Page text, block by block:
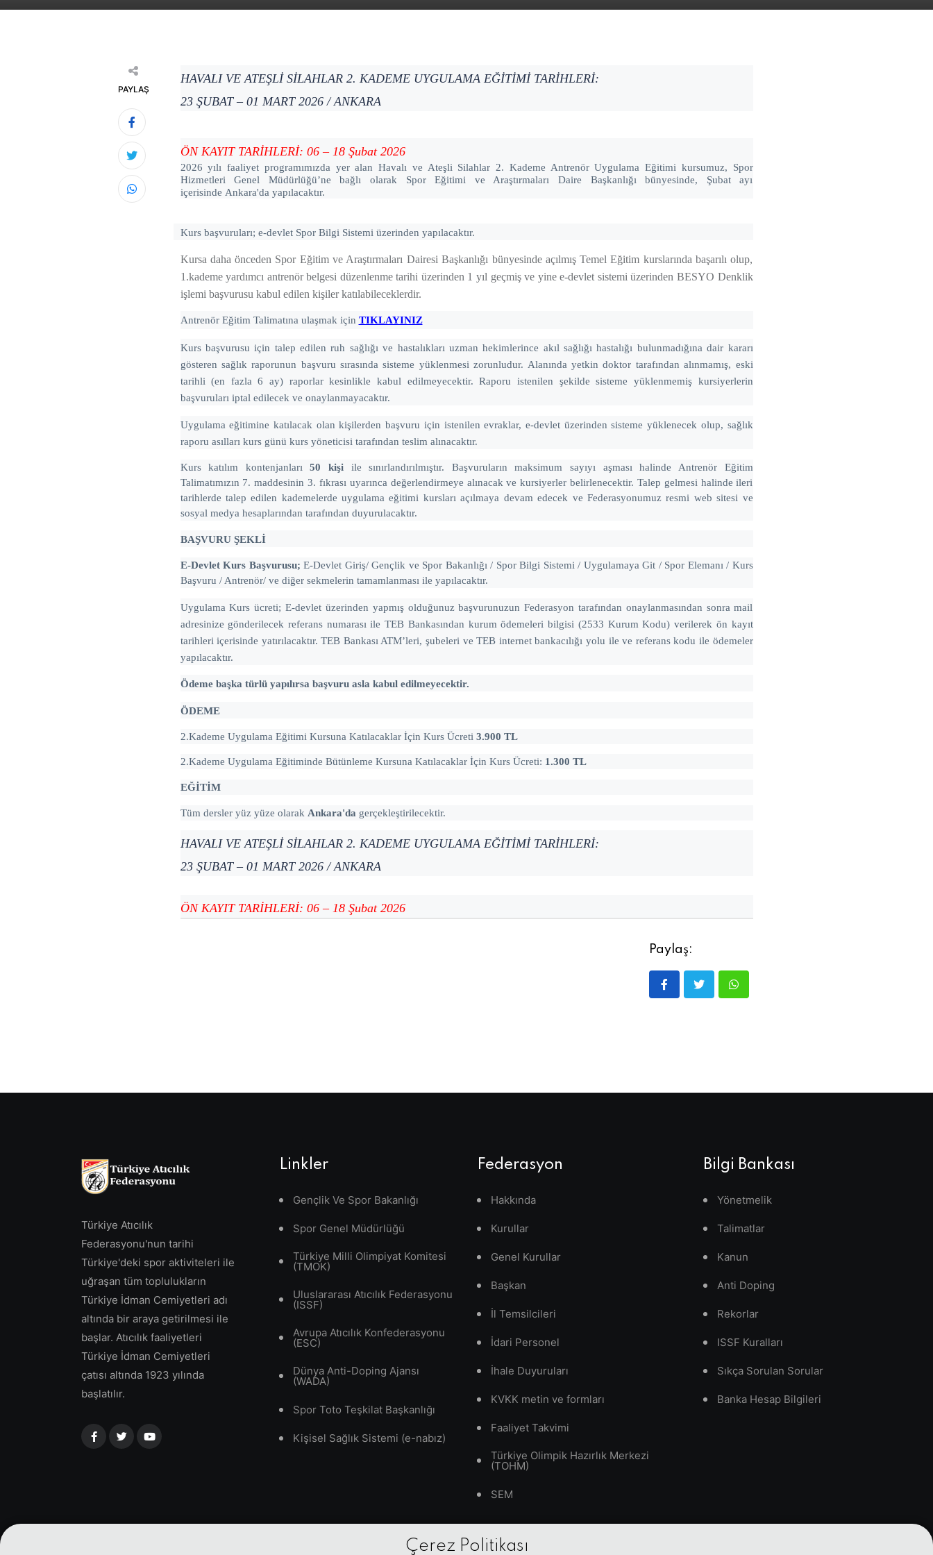
Çerez Politikası
PAYLAŞ
HAVALI VE ATEŞLİ SİLAHLAR 2. KADEME UYGULAMA EĞİTİMİ TARİHLERİ:
23 ŞUBAT – 01 MART 2026 / ANKARA
ÖN KAYIT TARİHLERİ: 06 – 18 Şubat 2026
2026 yılı faaliyet programımızda yer alan Havalı ve Ateşli Silahlar 2. Kademe Antrenör Uygulama Eğitimi kursumuz, Spor
Hizmetleri Genel Müdürlüğü’ne bağlı olarak Spor Eğitimi ve Araştırmaları Daire Başkanlığı bünyesinde, Şubat ayı
içerisinde Ankara'da yapılacaktır.
Kurs başvuruları; e-devlet Spor Bilgi Sistemi üzerinden yapılacaktır.
Kursa daha önceden Spor Eğitim ve Araştırmaları Dairesi Başkanlığı bünyesinde açılmış Temel Eğitim kurslarında başarılı olup,
1.kademe yardımcı antrenör belgesi düzenlenme tarihi üzerinden 1 yıl geçmiş ve yine e-devlet sistemi üzerinden BESYO Denklik
işlemi başvurusu kabul edilen kişiler katılabileceklerdir.
Antrenör Eğitim Talimatına ulaşmak için TIKLAYINIZ
Kurs başvurusu için talep edilen ruh sağlığı ve hastalıkları uzman hekimlerince akıl sağlığı hastalığı bulunmadığına dair kararı
gösteren sağlık raporunun başvuru sırasında sisteme yüklenmesi zorunludur. Alanında yetkin doktor tarafından alınmamış, eski
tarihli (en fazla 6 ay) raporlar kesinlikle kabul edilmeyecektir. Raporu istenilen şekilde sisteme yüklenmemiş kursiyerlerin
başvuruları iptal edilecek ve onaylanmayacaktır.
Uygulama eğitimine katılacak olan kişilerden başvuru için istenilen evraklar, e-devlet üzerinden sisteme yüklenecek olup, sağlık
raporu asılları kurs günü kurs yöneticisi tarafından teslim alınacaktır.
Kurs katılım kontenjanları50 kişiile sınırlandırılmıştır. Başvuruların maksimum sayıyı aşması halinde Antrenör Eğitim
Talimatımızın 7. maddesinin 3. fıkrası uyarınca değerlendirmeye alınacak ve kursiyerler belirlenecektir. Talep gelmesi halinde ileri
tarihlerde talep edilen kademelerde uygulama eğitimi kursları açılmaya devam edecek ve Federasyonumuz resmi web sitesi ve
sosyal medya hesaplarından tarafından duyurulacaktır.
BAŞVURU ŞEKLİ
E-Devlet Kurs Başvurusu; E-Devlet Giriş/ Gençlik ve Spor Bakanlığı / Spor Bilgi Sistemi / Uygulamaya Git / Spor Elemanı / Kurs
Başvuru / Antrenör/ ve diğer sekmelerin tamamlanması ile yapılacaktır.
Uygulama Kurs ücreti; E-devlet üzerinden yapmış olduğunuz başvurunuzun Federasyon tarafından onaylanmasından sonra mail
adresinize gönderilecek referans numarası ile TEB Bankasından kurum ödemeleri bilgisi (2533 Kurum Kodu) verilerek ön kayıt
tarihleri içerisinde yatırılacaktır. TEB Bankası ATM’leri, şubeleri ve TEB internet bankacılığı yolu ile ve referans kodu ile ödemeler
yapılacaktır.
Ödeme başka türlü yapılırsa başvuru asla kabul edilmeyecektir.
ÖDEME
2.Kademe Uygulama Eğitimi Kursuna Katılacaklar İçin Kurs Ücreti 3.900 TL
2.Kademe Uygulama Eğitiminde Bütünleme Kursuna Katılacaklar İçin Kurs Ücreti: 1.300 TL
EĞİTİM
Tüm dersler yüz yüze olarak Ankara'da gerçekleştirilecektir.
HAVALI VE ATEŞLİ SİLAHLAR 2. KADEME UYGULAMA EĞİTİMİ TARİHLERİ:
23 ŞUBAT – 01 MART 2026 / ANKARA
ÖN KAYIT TARİHLERİ: 06 – 18 Şubat 2026
Paylaş:
Türkiye Atıcılık
Federasyonu'nun tarihi
Türkiye'deki spor aktiviteleri ile
uğraşan tüm toplulukların
Türkiye İdman Cemiyetleri adı
altında bir araya getirilmesi ile
başlar. Atıcılık faaliyetleri
Türkiye İdman Cemiyetleri
çatısı altında 1923 yılında
başlatılır.
Linkler
Gençlik Ve Spor Bakanlığı
Spor Genel Müdürlüğü
Türkiye Milli Olimpiyat Komitesi
(TMOK)
Uluslararası Atıcılık Federasyonu
(ISSF)
Avrupa Atıcılık Konfederasyonu
(ESC)
Dünya Anti-Doping Ajansı
(WADA)
Spor Toto Teşkilat Başkanlığı
Kişisel Sağlık Sistemi (e-nabız)
Federasyon
Hakkında
Kurullar
Genel Kurullar
Başkan
İl Temsilcileri
İdari Personel
İhale Duyuruları
KVKK metin ve formları
Faaliyet Takvimi
Türkiye Olimpik Hazırlık Merkezi
(TOHM)
SEM
Bilgi Bankası
Yönetmelik
Talimatlar
Kanun
Anti Doping
Rekorlar
ISSF Kuralları
Sıkça Sorulan Sorular
Banka Hesap Bilgileri